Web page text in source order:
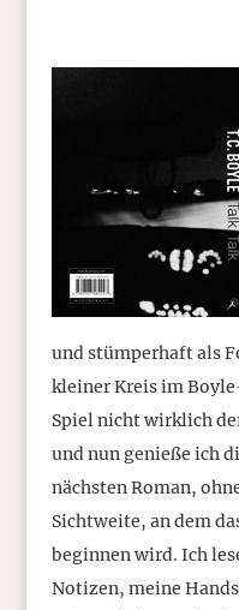
und stümperhaft als
kleiner Kreis im
Spiel nicht wirklich
und nun genieße ich
nächsten Roman,
Sichtweite, an dem
beginnen wird. Ich
Notizen, meine